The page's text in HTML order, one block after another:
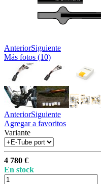
AnteriorSiguiente
Más fotos (10)
AnteriorSiguiente
Agregar a favoritos
Variante
4 780 €
En stock